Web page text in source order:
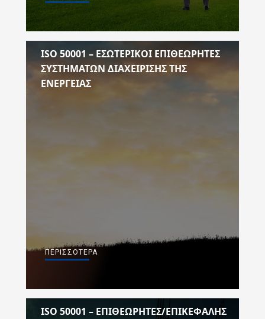
ISO 50001 – ΕΣΩΤΕΡΙΚΟΙ ΕΠΙΘΕΩΡΗΤΕΣ
ΣΥΣΤΗΜΑΤΩΝ ΔΙΑΧΕΙΡΙΣΗΣ ΤΗΣ
ΕΝΕΡΓΕΙΑΣ
ΠΕΡΙΣΣΌΤΕΡΑ
ISO 50001 – ΕΠΙΘΕΩΡΗΤΕΣ/ΕΠΙΚΕΦΑΛΗΣ